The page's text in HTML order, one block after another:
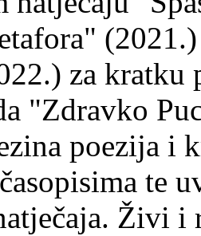
za kratku
"Zdravko
poezija i
te
Živi i